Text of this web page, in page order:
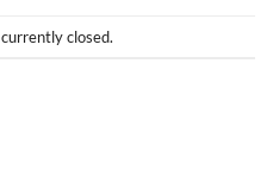
closed.